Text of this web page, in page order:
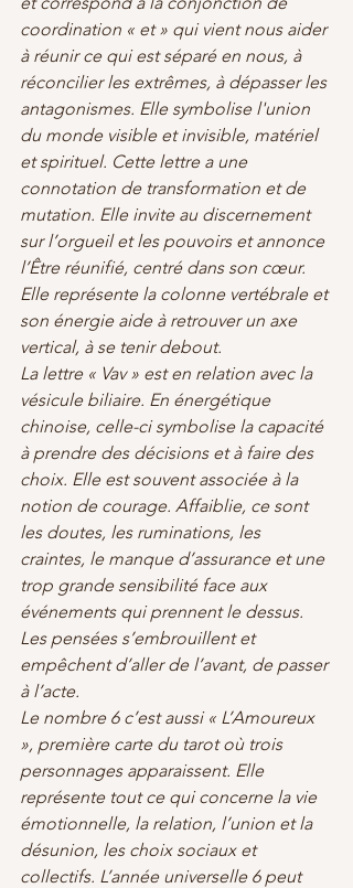
coordination « et » qui vient nous aider
à réunir ce qui est séparé en nous, à
réconcilier les extrêmes, à dépasser les
antagonismes. Elle symbolise l'union
du monde visible et invisible, matériel
et spirituel. Cette lettre a une
connotation de transformation et de
mutation. Elle invite au discernement
sur l’orgueil et les pouvoirs et annonce
l’Être réunifié, centré dans son cœur.
Elle représente la colonne vertébrale et
son énergie aide à retrouver un axe
vertical, à se tenir debout.
La lettre « Vav » est en relation avec la
vésicule biliaire. En énergétique
chinoise, celle-ci symbolise la capacité
à prendre des décisions et à faire des
choix. Elle est souvent associée à la
notion de courage. Affaiblie, ce sont
les doutes, les ruminations, les
craintes, le manque d’assurance et une
trop grande sensibilité face aux
événements qui prennent le dessus.
Les pensées s’embrouillent et
empêchent d’aller de l’avant, de passer
à l’acte.
Le nombre 6 c’est aussi « L’Amoureux
», première carte du tarot où trois
personnages apparaissent. Elle
représente tout ce qui concerne la vie
émotionnelle, la relation, l’union et la
désunion, les choix sociaux et
collectifs. L’année universelle 6 peut